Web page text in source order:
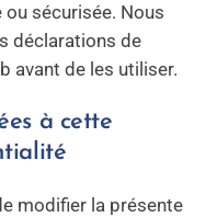
sécurisée. Nous
déclarations de
avant de les utiliser.
à cette
modifier la présente